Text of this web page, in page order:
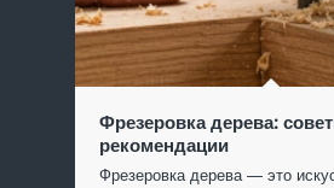
Фрезеровка дерева:
рекомендации
Фрезеровка дерева — это